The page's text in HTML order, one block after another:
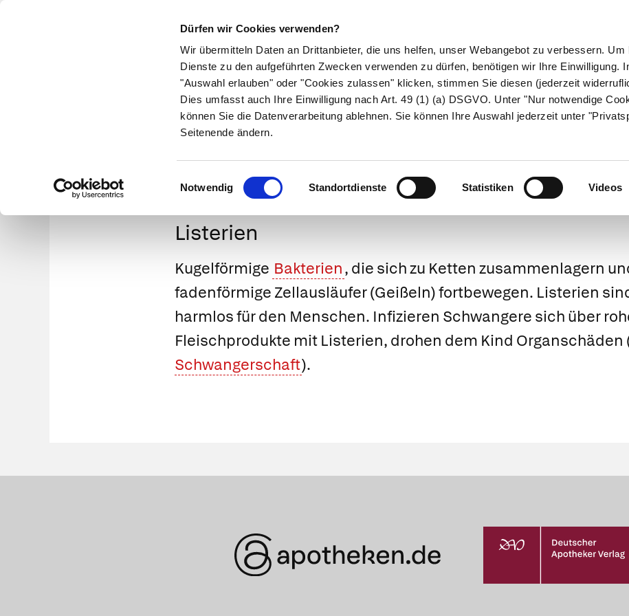
Dürfen wir Cookies verwenden?
Wir übermitteln Daten an Drittanbieter, die uns helfen, unser Webangebot zu verbessern. Um
Dienste zu den aufgeführten Zwecken verwenden zu dürfen, benötigen wir Ihre Einwilligung.
"Auswahl erlauben" oder "Cookies zulassen" klicken, stimmen Sie diesen (jederzeit
Dies umfasst auch Ihre Einwilligung nach Art. 49 (1) (a) DSGVO. Unter "Nur notwendige
können Sie die Datenverarbeitung ablehnen. Sie können Ihre Auswahl jederzeit unter
Seitenende ändern.
Einwilligungsauswahl
Notwendig Standortdienste Statistiken Videos
Symptome Therapie Medikamente Naturheilkunde Eltern & Kind Gesund
Medizinlexikon
Listerien
Kugelförmige Bakterien, die sich zu Ketten zusammenlagern
fadenförmige Zellausläufer (Geißeln) fortbewegen. Listerien
harmlos für den Menschen. Infizieren Schwangere sich über
Fleischprodukte mit Listerien, drohen dem Kind Organschäden
Schwangerschaft).